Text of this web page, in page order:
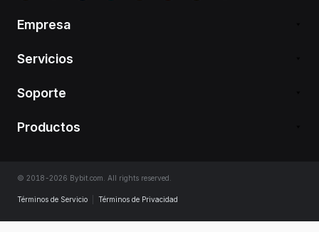
Empresa
Servicios
Soporte
Productos
© 2018-2026 Bybit.com. All rights reserved.
Términos de Servicio Términos de Privacidad